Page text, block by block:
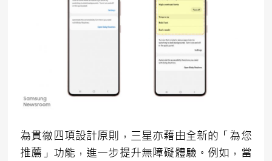
為貫徹四項設計原則，三星亦藉由全新的「為您
推薦」功能，進一步提升無障礙體驗。例如，當